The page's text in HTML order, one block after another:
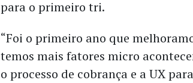
para o primeiro tri.
“Foi o primeiro ano que
temos mais fatores micro
o processo de cobrança e a UX